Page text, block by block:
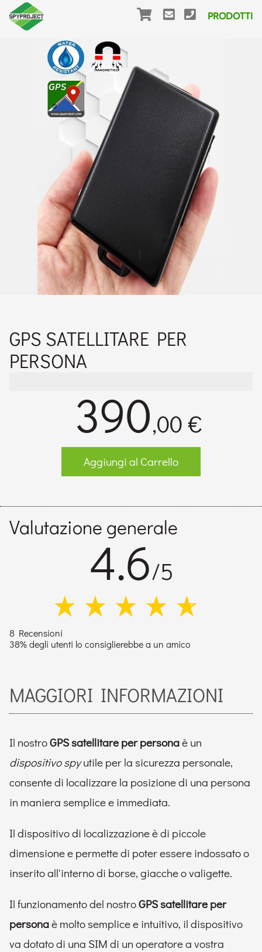
PRODOTTI
GPS SATELLITARE PER
PERSONA
390,00 €
Aggiungi al Carrello
Valutazione generale
4.6/5
8 Recensioni
38% degli utenti lo consiglierebbe a un amico
MAGGIORI INFORMAZIONI
Il nostroGPS satellitare per personaè un
dispositivo spyutile per la sicurezza personale,
consente di localizzare la posizione di una persona
in maniera semplice e immediata.
Il dispositivo di localizzazione è di piccole
dimensione e permette di poter essere indossato o
inserito all'interno di borse, giacche o valigette.
Il funzionamento del nostroGPS satellitare per
personaè molto semplice e intuitivo, il dispositivo
va dotato di una SIM di un operatore a vostra